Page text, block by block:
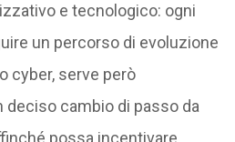
e tecnologico: ogni
un percorso di evoluzione
cyber, serve però
cambio di passo da
possa incentivare